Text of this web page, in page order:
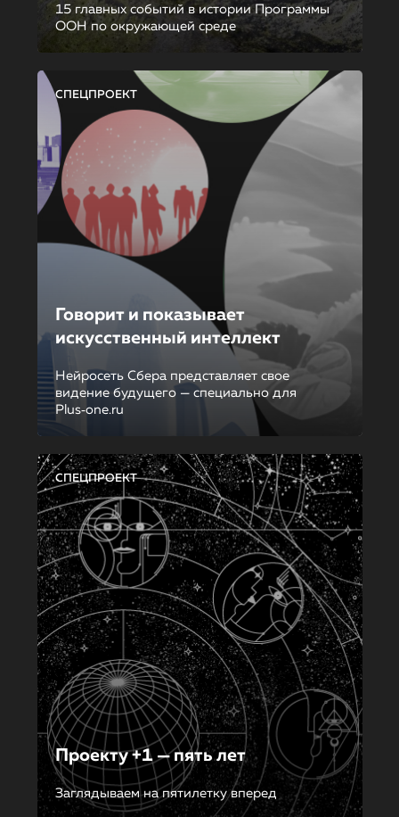
15 главных событий в истории Программы
ООН по окружающей среде
СПЕЦПРОЕКТ
Говорит и показывает
искусственный интеллект
Нейросеть Сбера представляет свое
видение будущего — специально для
Plus‑one.ru
СПЕЦПРОЕКТ
Проекту +1 — пять лет
Заглядываем на пятилетку вперед